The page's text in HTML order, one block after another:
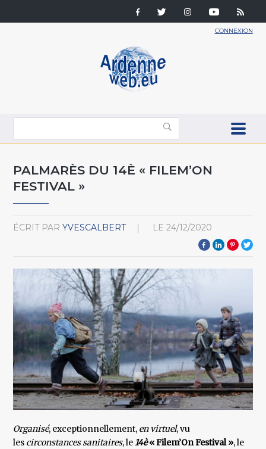
CONNEXION
PALMARÈS DU 14È « FILEM’ON
FESTIVAL »
ÉCRIT PAR YVESCALBERT LE 24/12/2020
Organisé, exceptionnellement, en virtuel, vu
les circonstances sanitaires, le 14è« Filem’On Festival », le